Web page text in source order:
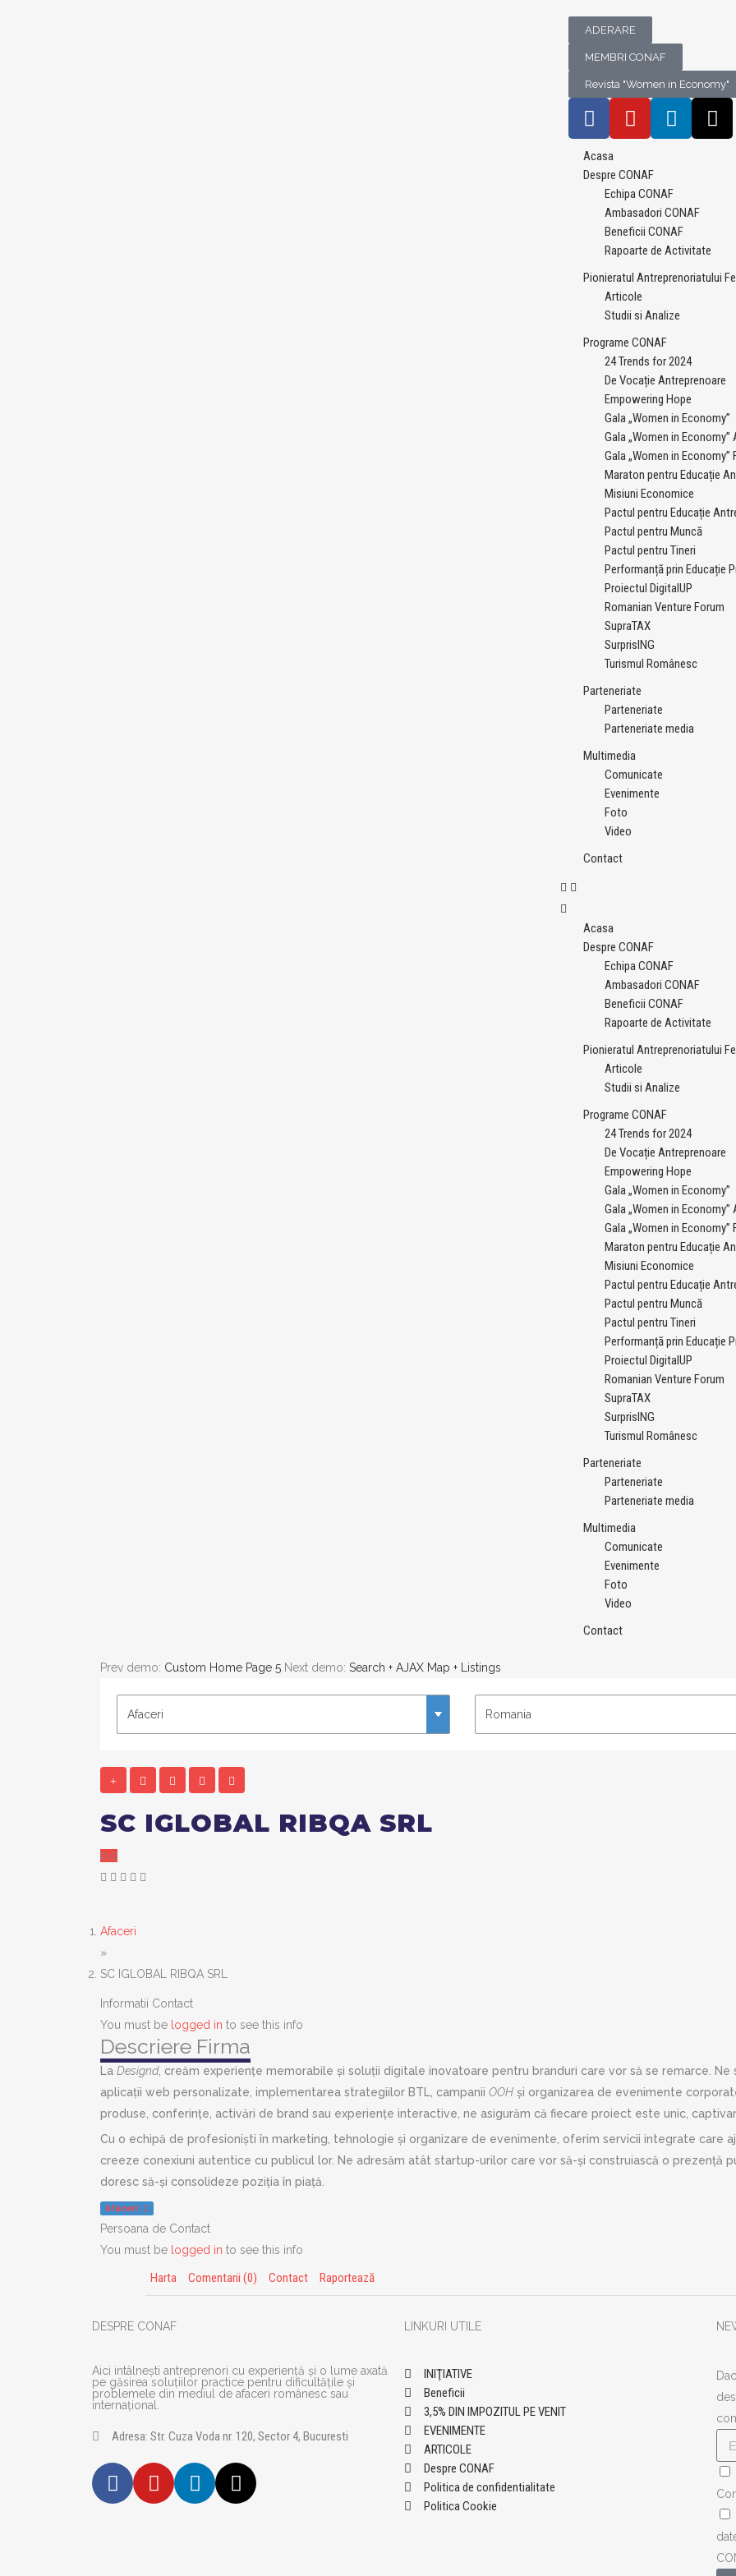
ADERARE
MEMBRI CONAF
Revista "Women in Economy"
Acasa
Despre CONAF
Echipa CONAF
Ambasadori CONAF
Beneficii CONAF
Rapoarte de Activitate
Pionieratul Antreprenoriatului
Articole
Studii si Analize
Programe CONAF
24 Trends for 2024
De Vocație Antreprenoare
Empowering Hope
Gala „Women in Economy”
Gala „Women in Economy”
Gala „Women in Economy”
Maraton pentru Educație
Misiuni Economice
Pactul pentru Educație
Pactul pentru Muncă
Pactul pentru Tineri
Performanță prin Educație
Proiectul DigitalUP
Romanian Venture Forum
SupraTAX
SurprisING
Turismul Românesc
Parteneriate
Parteneriate
Parteneriate media
Multimedia
Comunicate
Evenimente
Foto
Video
Contact
Acasa
Despre CONAF
Echipa CONAF
Ambasadori CONAF
Beneficii CONAF
Rapoarte de Activitate
Pionieratul Antreprenoriatului
Articole
Studii si Analize
Programe CONAF
24 Trends for 2024
De Vocație Antreprenoare
Empowering Hope
Gala „Women in Economy”
Gala „Women in Economy”
Gala „Women in Economy”
Maraton pentru Educație
Misiuni Economice
Pactul pentru Educație
Pactul pentru Muncă
Pactul pentru Tineri
Performanță prin Educație
Proiectul DigitalUP
Romanian Venture Forum
SupraTAX
SurprisING
Turismul Românesc
Parteneriate
Parteneriate
Parteneriate media
Multimedia
Comunicate
Evenimente
Foto
Video
Contact
Prev demo: Custom Home Page 5 Next demo: Search + AJAX Map + Listings
SC IGLOBAL RIBQA SRL
0.0
Afaceri
»
SC IGLOBAL RIBQA SRL
Informatii Contact
You must be logged in to see this info
Descriere Firma
La Designd, creăm experiențe memorabile și soluții digitale inovatoare pentru branduri care vor să se remarce.
aplicații web personalizate, implementarea strategiilor BTL, campanii OOH și organizarea de evenimente
produse, conferințe, activări de brand sau experiențe interactive, ne asigurăm că fiecare proiect este unic,
Cu o echipă de profesioniști în marketing, tehnologie și organizare de evenimente, oferim servicii integrate care
creeze conexiuni autentice cu publicul lor. Ne adresăm atât startup-urilor care vor să-și construiască o prezență
doresc să-și consolideze poziția în piață.
Afaceri
Persoana de Contact
You must be logged in to see this info
Harta Comentarii (0) Contact Raportează
DESPRE CONAF
Aici intâlnești antreprenori cu experiență și o lume axată
pe găsirea soluțiilor practice pentru dificultățile și
problemele din mediul de afaceri românesc sau
internațional.
Adresa: Str. Cuza Voda nr. 120, Sector 4, Bucuresti
LINKURI UTILE
INIŢIATIVE
Beneficii
3,5% DIN IMPOZITUL PE VENIT
EVENIMENTE
ARTICOLE
Despre CONAF
Politica de confidentialitate
Politica Cookie